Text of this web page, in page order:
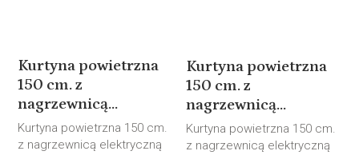
Kurtyna powietrzna
150 cm. z
nagrzewnicą...
Kurtyna powietrzna 150 cm.
z nagrzewnicą elektryczną
Kurtyna powietrzna
150 cm. z
nagrzewnicą...
Kurtyna powietrzna 150 cm.
z nagrzewnicą elektryczną